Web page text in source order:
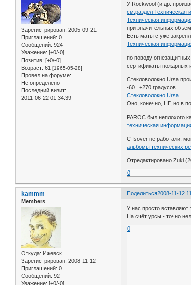
Зарегистрирован: 2005-09-21
Приглашений: 0
Сообщений: 924
Уважение: [+0/-0]
Позитив: [+0/-0]
Возраст: 61 [1965-05-28]
Провел на форуме:
Не определено
Последний визит:
2011-06-22 01:34:39
У Rockwool (и др.
см.раздел Техническая
Техническая
при значительных
Есть маты с уже
Техническая
по поводу
сертификаты пожарных
Стекловолокно Ursa
-60...+270 градусов.
Стекловолокно Ursa
Оно, конечно, НГ, но в
PAROC был неплохого
техническая
С Isover не работали,
альбомы технических
Отредактировано Zuki
0
Поделиться2008-11-12
kammm
Members
Откуда: Ижевск
Зарегистрирован: 2008-11-12
Приглашений: 0
Сообщений: 92
Уважение: [+0/-0]
У нас просто вставляют
На счёт урсы - точно
0